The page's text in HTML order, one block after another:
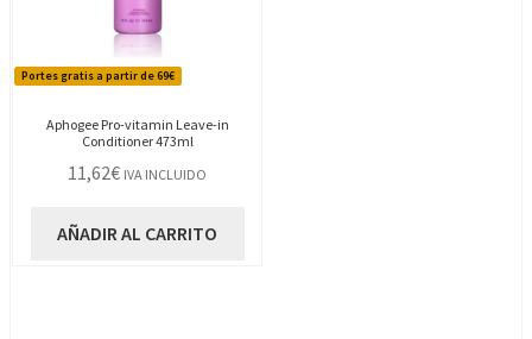
Portes gratis a partir de 69€
Aphogee Pro-vitamin Leave-in
Conditioner 473ml
11,62€ IVA INCLUIDO
AÑADIR AL CARRITO